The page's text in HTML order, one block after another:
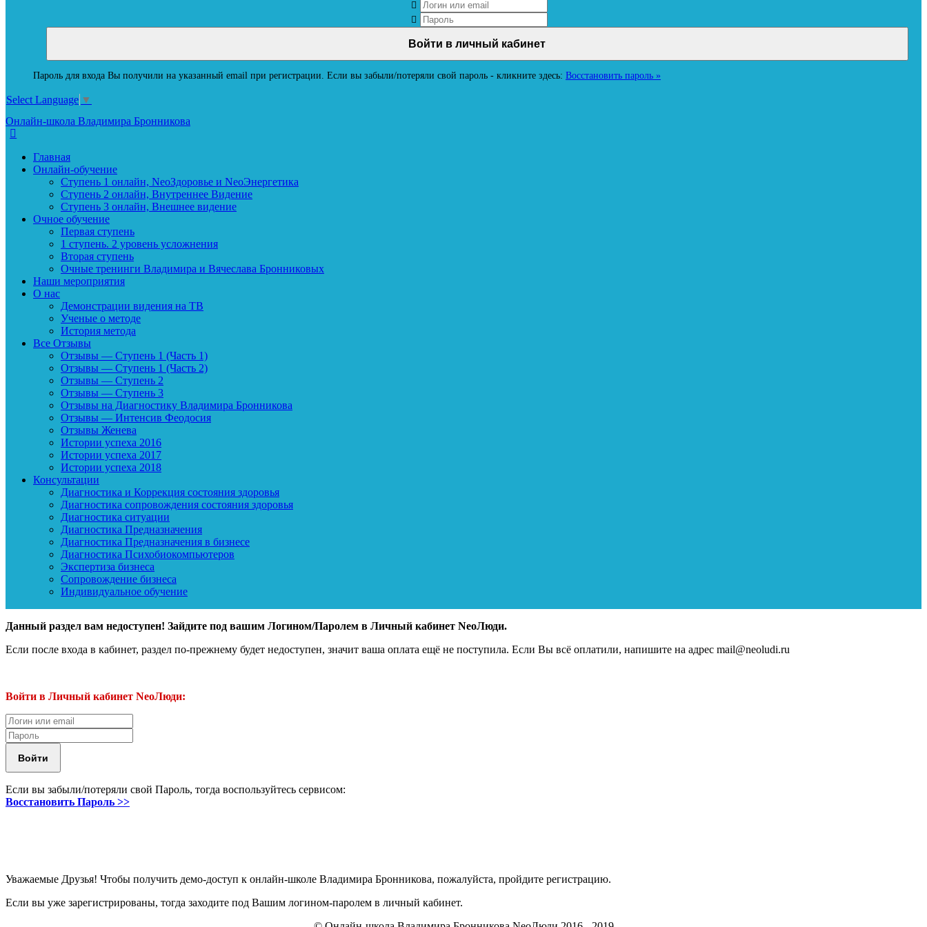
Пароль для входа Вы получили на указанный email при регистрации. Если вы забыли/потеряли свой пароль - кликните здесь: Восстановить пароль »
Select Language ▼
Онлайн-школа Владимира Бронникова
Главная
Онлайн-обучение
Ступень 1 онлайн, NeoЗдоровье и NeoЭнергетика
Ступень 2 онлайн, Внутреннее Видение
Ступень 3 онлайн, Внешнее видение
Очное обучение
Первая ступень
1 ступень. 2 уровень усложнения
Вторая ступень
Очные тренинги Владимира и Вячеслава Бронниковых
Наши мероприятия
О нас
Демонстрации видения на ТВ
Ученые о методе
История метода
Все Отзывы
Отзывы — Ступень 1 (Часть 1)
Отзывы — Ступень 1 (Часть 2)
Отзывы — Ступень 2
Отзывы — Ступень 3
Отзывы на Диагностику Владимира Бронникова
Отзывы — Интенсив Феодосия
Отзывы Женева
Истории успеха 2016
Истории успеха 2017
Истории успеха 2018
Консультации
Диагностика и Коррекция состояния здоровья
Диагностика сопровождения состояния здоровья
Диагностика ситуации
Диагностика Предназначения
Диагностика Предназначения в бизнесе
Диагностика Психобиокомпьютеров
Экспертиза бизнеса
Сопровождение бизнеса
Индивидуальное обучение
Данный раздел вам недоступен! Зайдите под вашим Логином/Паролем в Личный кабинет NeoЛюди.
Если после входа в кабинет, раздел по-прежнему будет недоступен, значит ваша оплата ещё не поступила. Если Вы всё оплатили, напишите на адрес mail@neoludi.ru
Войти в Личный кабинет NeoЛюди:
Если вы забыли/потеряли свой Пароль, тогда воспользуйтесь сервисом:
Восстановить Пароль >>
Уважаемые Друзья! Чтобы получить демо-доступ к онлайн-школе Владимира Бронникова, пожалуйста, пройдите регистрацию.
Если вы уже зарегистрированы, тогда заходите под Вашим логином-паролем в личный кабинет.